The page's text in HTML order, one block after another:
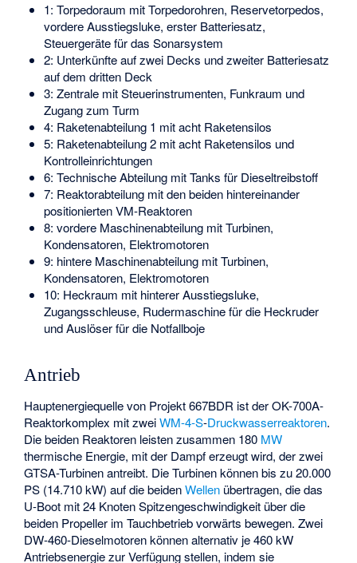
1: Torpedoraum mit Torpedorohren, Reservetorpedos,
vordere Ausstiegsluke, erster Batteriesatz,
Steuergeräte für das Sonarsystem
2: Unterkünfte auf zwei Decks und zweiter Batteriesatz
auf dem dritten Deck
3: Zentrale mit Steuerinstrumenten, Funkraum und
Zugang zum Turm
4: Raketenabteilung 1 mit acht Raketensilos
5: Raketenabteilung 2 mit acht Raketensilos und
Kontrolleinrichtungen
6: Technische Abteilung mit Tanks für Dieseltreibstoff
7: Reaktorabteilung mit den beiden hintereinander
positionierten VM-Reaktoren
8: vordere Maschinenabteilung mit Turbinen,
Kondensatoren, Elektromotoren
9: hintere Maschinenabteilung mit Turbinen,
Kondensatoren, Elektromotoren
10: Heckraum mit hinterer Ausstiegsluke,
Zugangsschleuse, Rudermaschine für die Heckruder
und Auslöser für die Notfallboje
Antrieb
Hauptenergiequelle von Projekt 667BDR ist der OK-700A-
Reaktorkomplex mit zweiWM-4-S-Druckwasserreaktoren.
Die beiden Reaktoren leisten zusammen 180 MW
thermische Energie, mit der Dampf erzeugt wird, der zwei
GTSA-Turbinen antreibt. Die Turbinen können bis zu 20.000
PS (14.710 kW) auf die beidenWellen übertragen, die das
U-Boot mit 24 Knoten Spitzengeschwindigkeit über die
beiden Propeller im Tauchbetrieb vorwärts bewegen. Zwei
DW-460-Dieselmotoren können alternativ je 460 kW
Antriebsenergie zur Verfügung stellen, indem sie